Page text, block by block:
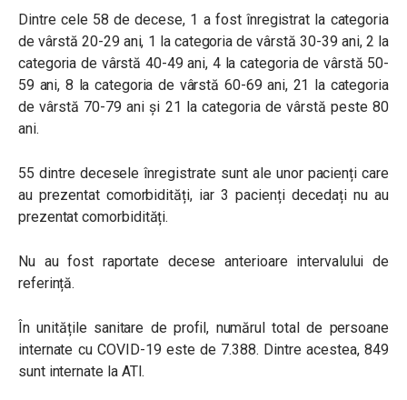
Dintre cele 58 de decese, 1 a fost înregistrat la categoria
de vârstă 20-29 ani, 1 la categoria de vârstă 30-39 ani, 2 la
categoria de vârstă 40-49 ani, 4 la categoria de vârstă 50-
59 ani, 8 la categoria de vârstă 60-69 ani, 21 la categoria
de vârstă 70-79 ani și 21 la categoria de vârstă peste 80
ani.
55 dintre decesele înregistrate sunt ale unor pacienți care
au prezentat comorbidități, iar 3 pacienți decedați nu au
prezentat comorbidități.
Nu au fost raportate decese anterioare intervalului de
referință.
În unitățile sanitare de profil, numărul total de persoane
internate cu COVID-19 este de 7.388. Dintre acestea, 849
sunt internate la ATI.